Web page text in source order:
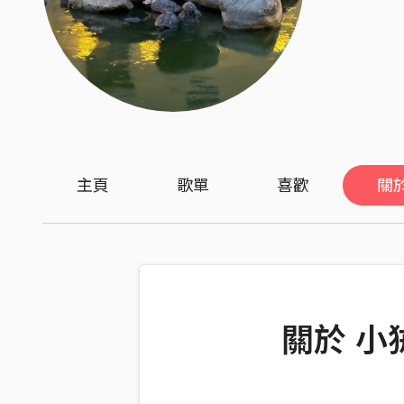
主頁 歌單 喜歡 關
關於 小